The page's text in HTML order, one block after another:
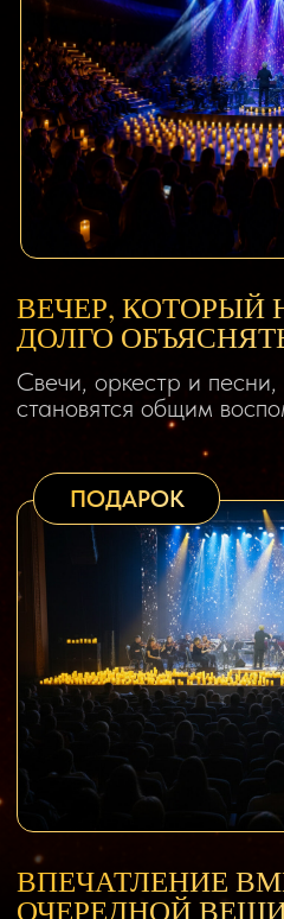
Свечи, лучи и дым собирают
зал в один ночной кадр.
РОК КАК
САУНДТРЕК
воздух и симфоническую
ВЕЧЕР ДЛЯ
Песни узнаются с первых нот
и не требуют объяснений.